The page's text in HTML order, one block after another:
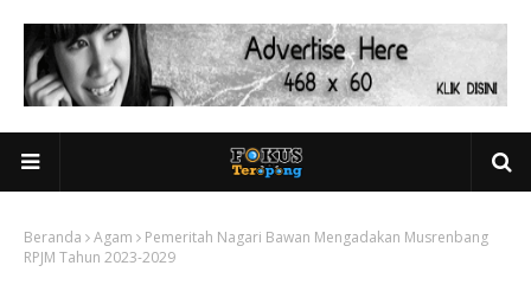
Beranda Agam
Pemeritah Nagari Bawan Mengadakan Musrenbang
RPJM Tahun 2023-2029